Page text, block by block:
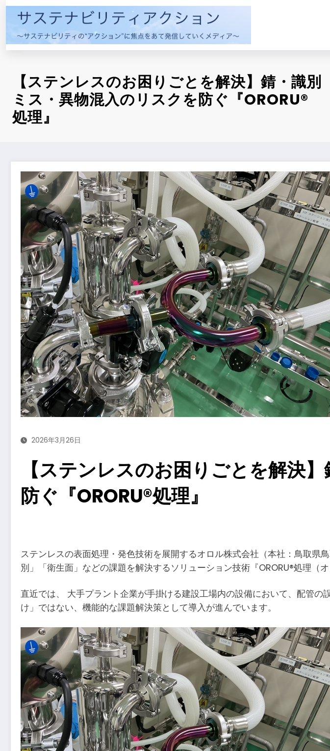
コ
ン
【ステンレスのお困りごとを解決】錆・識別
ミス・異物混入のリスクを防ぐ『ORORU®
処理』
2026年3月26日
【ステンレスのお困りごとを解決
防ぐ『ORORU®処理』
ステンレスの表面処理・発色技術を展開するオロル株式会社（本社：鳥取
別」「衛生面」などの課題を解決するソリューション技術『ORORU®処理（
直近では、 大手プラント企業が手掛ける建設工場内の設備において、配管
け」ではない、機能的な課題解決策として導入が進んでいます。